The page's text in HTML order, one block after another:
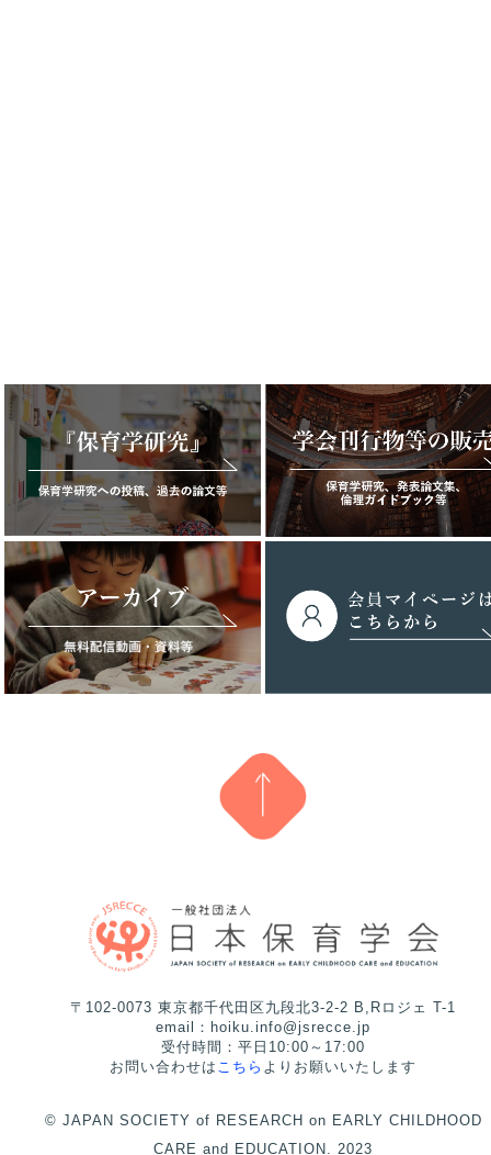
〒102-0073 東京都千代田区九段北3-2-2 B,Rロジェ T-1
email：hoiku.info@jsrecce.jp
受付時間：平日10:00～17:00
お問い合わせは こちら よりお願いいたします
© JAPAN SOCIETY of RESEARCH on EARLY CHILDHOOD
CARE and EDUCATION. 2023